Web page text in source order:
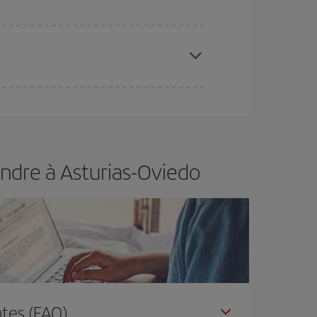
à Asturias-Oviedo
(FAQ)